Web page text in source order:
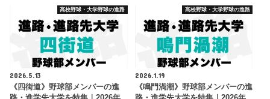
高校野球・大学野球の進路
2026.5.13
《四街道》野球部メンバーの進
高校野球・大学野球の進路
2026.1.19
《鳴門渦潮》野球部メンバーの進